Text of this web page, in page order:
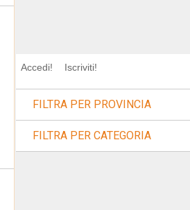
Accedi! Iscriviti!
FILTRA PER PROVINCIA
FILTRA PER CATEGORIA